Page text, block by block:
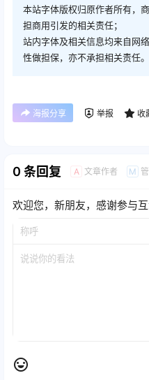
本站字体版权归原作者所有，
担商用引发的相关责任；
站内字体及相关信息均来自网
性做担保，亦不承担相关责任。
海报分享 举报 收
0 条回复 A 文章作者 M
欢迎您，新朋友，感谢参与互